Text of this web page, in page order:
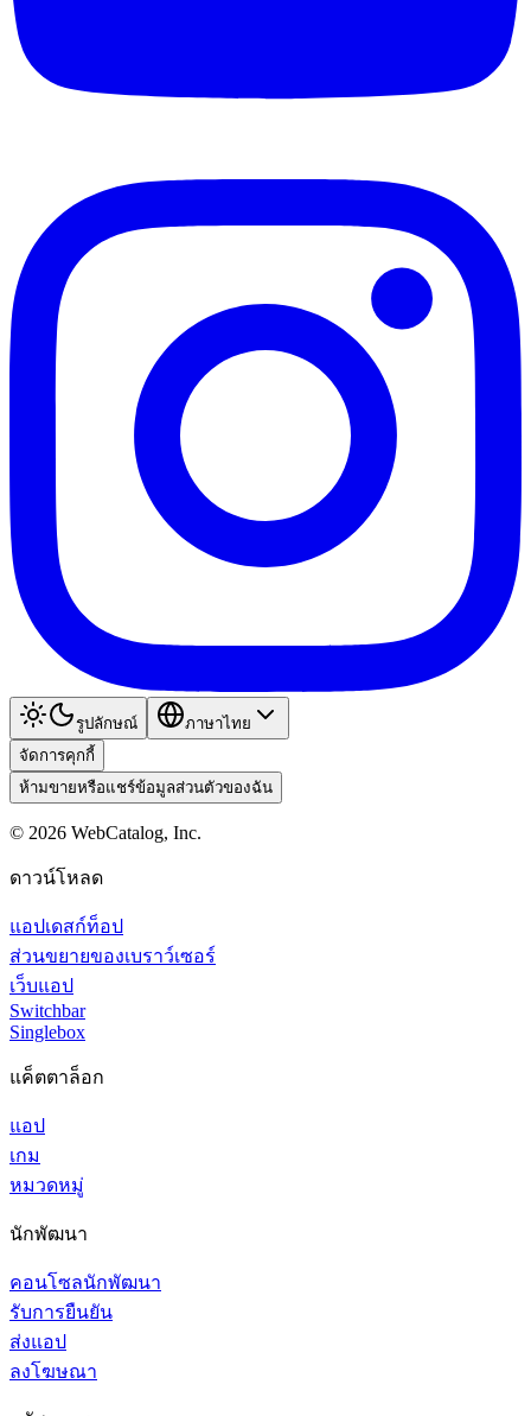
รูปลักษณ์
ภาษาไทย
จัดการคุกกี้
ห้ามขายหรือแชร์ข้อมูลส่วนตัวของฉัน
© 2026 WebCatalog, Inc.
ดาวน์โหลด
แอปเดสก์ท็อป
ส่วนขยายของเบราว์เซอร์
เว็บแอป
Switchbar
Singlebox
แค็ตตาล็อก
แอป
เกม
หมวดหมู่
นักพัฒนา
คอนโซลนักพัฒนา
รับการยืนยัน
ส่งแอป
ลงโฆษณา